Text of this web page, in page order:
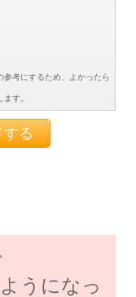
参考にするため、よかったら
す。
うになっ